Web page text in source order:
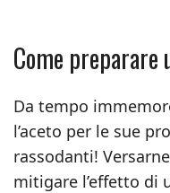
Come
Da tempo
l’aceto per le sue
rassodanti!
mitigare l’effetto di